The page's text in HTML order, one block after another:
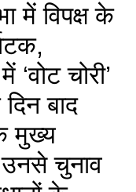
में विपक्ष के
‘वोट चोरी’
बाद
मुख्य
उनसे चुनाव